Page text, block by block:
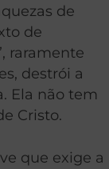
de
de
raramente
destrói a
Ela não tem
Cristo.
que exige a